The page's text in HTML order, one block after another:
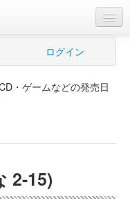
ログイン
・ゲームなどの発売日
2-15)